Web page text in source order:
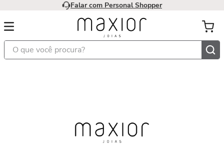
Falar com Personal Shopper
O que você procura?